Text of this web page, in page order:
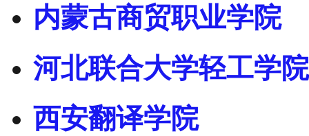
内蒙古商贸职业学院
河北联合大学轻工学院
西安翻译学院